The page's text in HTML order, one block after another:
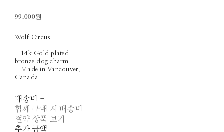
99,000원
Wolf Circus
- 14k Gold plated
bronze dog charm
- Made in Vancouver,
Canada
배송비 -
함께 구매 시 배송비
절약 상품 보기
추가 금액